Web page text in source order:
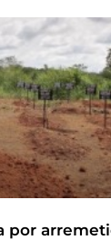
por